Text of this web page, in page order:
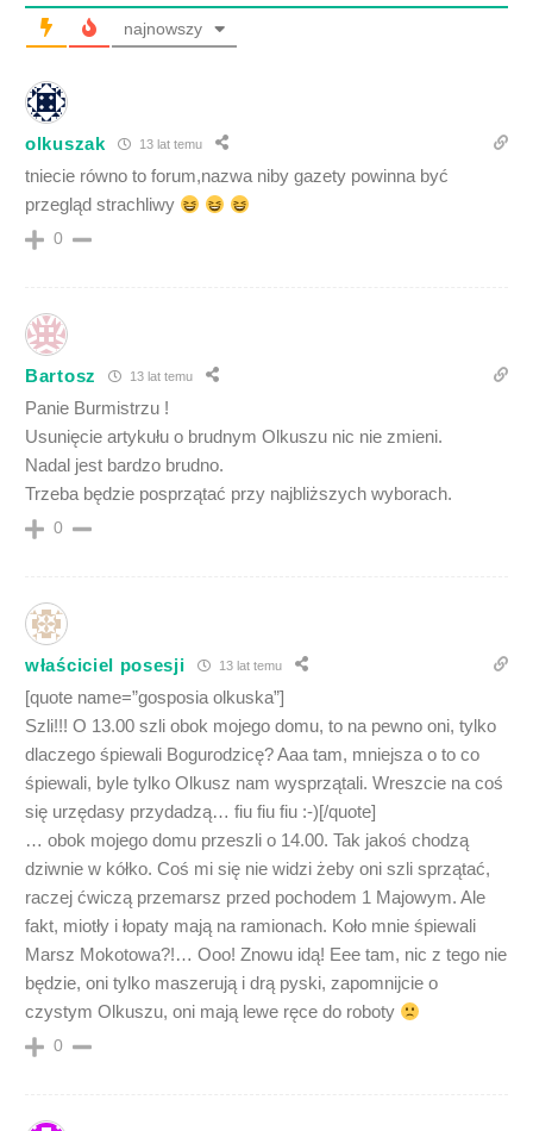
najnowszy
olkuszak 13 lat temu
tniecie równo to forum,nazwa niby gazety powinna być
przegląd strachliwy
0
Bartosz 13 lat temu
Panie Burmistrzu !
Usunięcie artykułu o brudnym Olkuszu nic nie zmieni.
Nadal jest bardzo brudno.
Trzeba będzie posprzątać przy najbliższych wyborach.
0
właściciel posesji 13 lat temu
[quote name=”gosposia olkuska”]
Szli!!! O 13.00 szli obok mojego domu, to na pewno oni, tylko
dlaczego śpiewali Bogurodzicę? Aaa tam, mniejsza o to co
śpiewali, byle tylko Olkusz nam wysprzątali. Wreszcie na coś
się urzędasy przydadzą… fiu fiu fiu :-)[/quote]
… obok mojego domu przeszli o 14.00. Tak jakoś chodzą
dziwnie w kółko. Coś mi się nie widzi żeby oni szli sprzątać,
raczej ćwiczą przemarsz przed pochodem 1 Majowym. Ale
fakt, miotły i łopaty mają na ramionach. Koło mnie śpiewali
Marsz Mokotowa?!… Ooo! Znowu idą! Eee tam, nic z tego nie
będzie, oni tylko maszerują i drą pyski, zapomnijcie o
czystym Olkuszu, oni mają lewe ręce do roboty
0